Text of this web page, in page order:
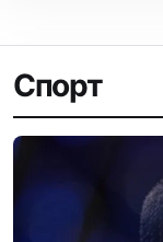
Спорт